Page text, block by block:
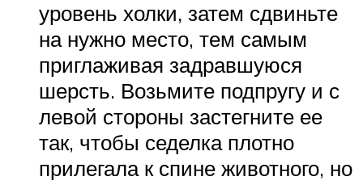
уровень холки, затем сдвиньте
на нужно место, тем самым
приглаживая задравшуюся
шерсть. Возьмите подпругу и с
левой стороны застегните ее
так, чтобы седелка плотно
прилегала к спине животного, но